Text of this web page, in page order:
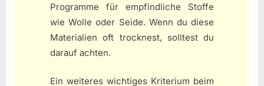
Programme für empfindliche Stoffe
wie Wolle oder Seide. Wenn du diese
Materialien oft trocknest, solltest du
darauf achten.
Ein weiteres wichtiges Kriterium beim